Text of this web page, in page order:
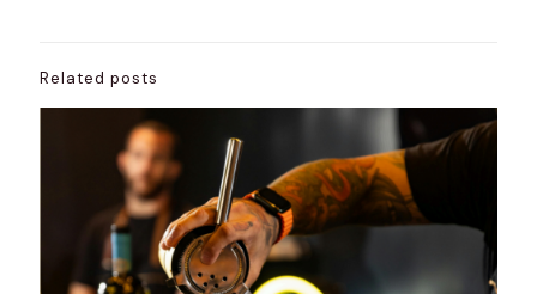
Related posts